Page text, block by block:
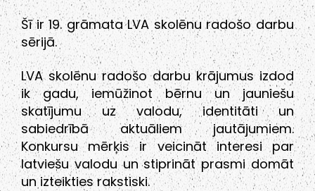
Šī ir 19. grāmata LVA skolēnu radošo darbu
sērijā.
LVA skolēnu radošo darbu krājumus izdod
ik gadu, iemūžinot bērnu un jauniešu
skatījumu uz valodu, identitāti un
sabiedrībā aktuāliem jautājumiem.
Konkursu mērķis ir veicināt interesi par
latviešu valodu un stiprināt prasmi domāt
un izteikties rakstiski.